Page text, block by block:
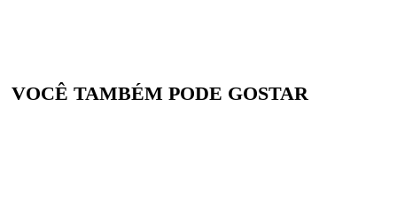
VOCÊ TAMBÉM PODE GOSTAR